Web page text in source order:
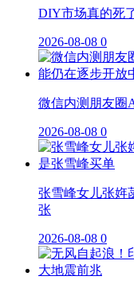
DIY市场真的死
2026-08-08 0
微信内测朋友圈
2026-08-08 0
张雪峰女儿张姩
张
2026-08-08 0